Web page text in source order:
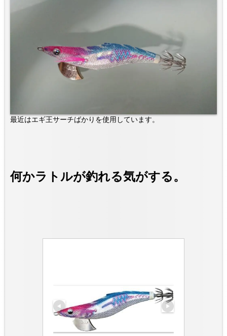
最近はエギ王サーチばかりを使用しています。
何かラトルが釣れる気がする。